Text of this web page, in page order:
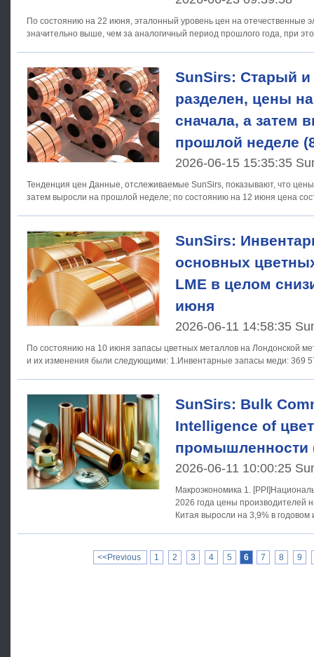
По состоянию на 22 июня, эталонный уровень цен на отечественные
значительно выше, чем за аналогичный период прошлого года, при
SunSirs: Старый
разделен, цены
сначала, а затем
прошлой неделе
2026-06-15 15:35:35
Тенденция цен Данные, отслеживаемые SunSirs, показывают, что цены на меду сначала упали, а
затем выросли на прошлой неделе; по состоянию на 12 июня цена
SunSirs:
основных
LME в целом
июня
2026-06-11 14:58:35
По состоянию на 10 июня запасы цветных металлов на Лондонской
и их изменения были следующими: 1.Инвентарные запасы
SunSirs: Bulk
Intelligence of
промышленности
2026-06-11 10:00:25
Макроэкономика 1. [PPI]Национальное бюро статистики: в мае
2026 года цены
Китая выросли на 3,9% в годовом
<<Previous 1 2 3 4 5 6 7 8 9